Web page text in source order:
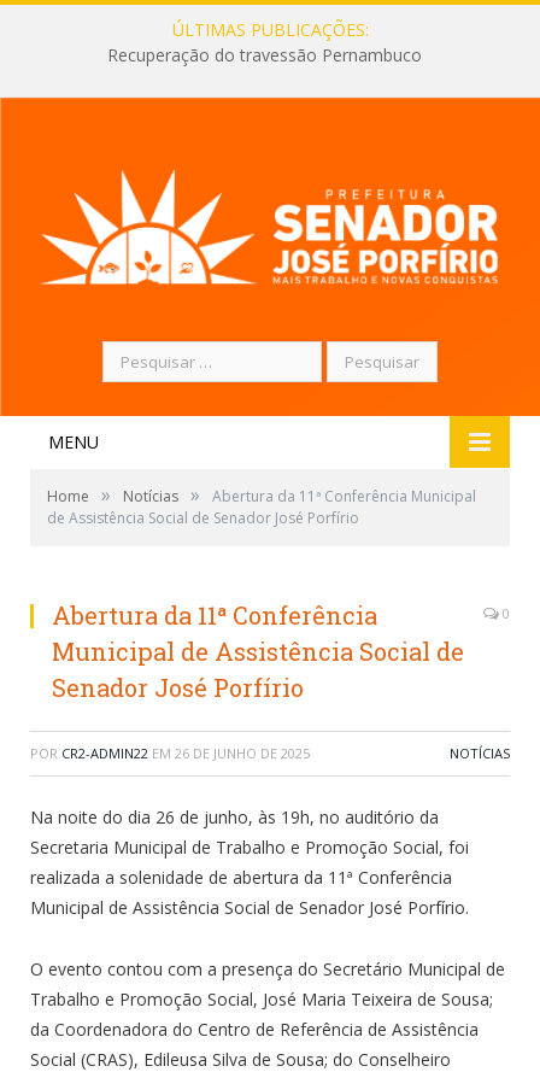
ÚLTIMAS PUBLICAÇÕES:
Recuperação do travessão Pernambuco
Pesquisar
por:
MENU
Home » Notícias »
Abertura da 11ª Conferência Municipal
de Assistência Social de Senador José Porfírio
Abertura da 11ª Conferência
Municipal de Assistência Social de
Senador José Porfírio
0
POR CR2-ADMIN22 EM 26 DE JUNHO DE 2025 NOTÍCIAS
Na noite do dia 26 de junho, às 19h, no auditório da
Secretaria Municipal de Trabalho e Promoção Social, foi
realizada a solenidade de abertura da 11ª Conferência
Municipal de Assistência Social de Senador José Porfírio.
O evento contou com a presença do Secretário Municipal de
Trabalho e Promoção Social, José Maria Teixeira de Sousa;
da Coordenadora do Centro de Referência de Assistência
Social (CRAS), Edileusa Silva de Sousa; do Conselheiro